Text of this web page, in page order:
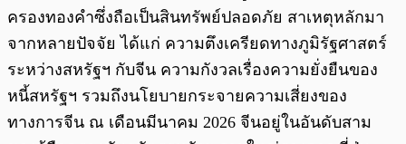
ครองทองคำซึ่งถือเป็นสินทรัพย์ปลอดภัย สาเหตุหลักมา
จากหลายปัจจัย ได้แก่ ความตึงเครียดทางภูมิรัฐศาสตร์
ระหว่างสหรัฐฯ กับจีน ความกังวลเรื่องความยั่งยืนของ
หนี้สหรัฐฯ รวมถึงนโยบายกระจายความเสี่ยงของ
ทางการจีน ณ เดือนมีนาคม 2026 จีนอยู่ในอันดับสาม